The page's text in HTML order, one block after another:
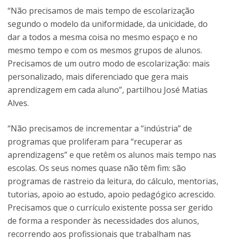
“Não precisamos de mais tempo de escolarização
segundo o modelo da uniformidade, da unicidade, do
dar a todos a mesma coisa no mesmo espaço e no
mesmo tempo e com os mesmos grupos de alunos.
Precisamos de um outro modo de escolarização: mais
personalizado, mais diferenciado que gera mais
aprendizagem em cada aluno”, partilhou José Matias
Alves.
“Não precisamos de incrementar a “indústria” de
programas que proliferam para “recuperar as
aprendizagens” e que retêm os alunos mais tempo nas
escolas. Os seus nomes quase não têm fim: são
programas de rastreio da leitura, do cálculo, mentorias,
tutorias, apoio ao estudo, apoio pedagógico acrescido.
Precisamos que o currículo existente possa ser gerido
de forma a responder às necessidades dos alunos,
recorrendo aos profissionais que trabalham nas